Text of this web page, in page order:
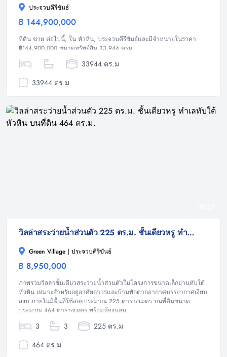
ประจวบคีรีขันธ์
฿ 144,900,000
ที่ดิน ขาย ต่อไปนี้, ใน หัวหิน, ประจวบคีรีขันธ์และมีจำหน่ายในราคา
฿144,900,000 ขนาดทรัพย์สิน 33,944 ตรม...
33944 ตร.ม
33944 ตร.ม
วิลล่าสระว่ายน้ำส่วนตัว 225 ตร.ม. ชั้นเดียวหรู ทำเลทับใต้ หัวหิน บนที่ดิน 464 ตร.ม.
Green Village | ประจวบคีรีขันธ์
฿ 8,950,000
ภาพรวมวิลล่าชั้นเดียวสระว่ายน้ำส่วนตัวในโครงการขนาดเล็กย่านทับใต้
หัวหิน เหมาะสำหรับอยู่อาศัยถาวรและบ้านพักตากอากาศบรรยากาศเงียบ
สงบ ภายในมีพื้นที่ใช้สอยประมาณ 225 ตารางเมตร บนที่ดินขนาด
ประมาณ 464 ตารางเมตร พร้อมห้องนอน...
3 3
225 ตร.ม
464 ตร.ม